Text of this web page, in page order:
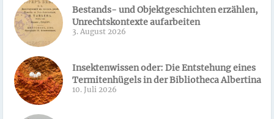
Bestands- und Objektgeschichten erzählen,
Unrechtskontexte aufarbeiten
3. August 2026
Insektenwissen oder: Die Entstehung eines
Termitenhügels in der Bibliotheca Albertina
10. Juli 2026